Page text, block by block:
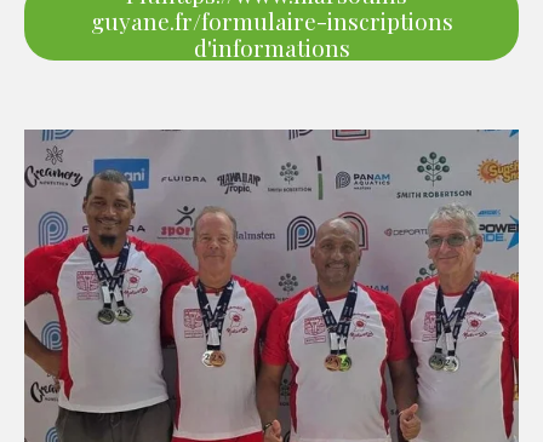
guyane.fr/formulaire-inscriptions
d'informations